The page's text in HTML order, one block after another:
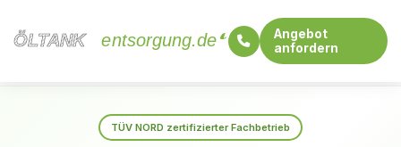
ÖLTANK
ÖLTANK entsorgung.de
Angebot
anfordern
TÜV NORD zertifizierter Fachbetrieb